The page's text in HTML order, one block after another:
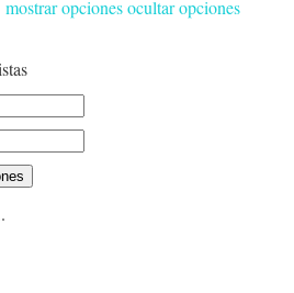
mostrar opcionesocultar opciones